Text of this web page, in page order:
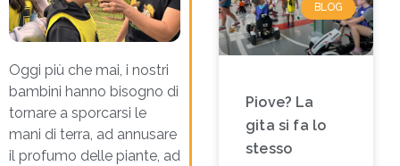
Oggi più che mai, i nostri
bambini hanno bisogno di
tornare a sporcarsi le
mani di terra, ad annusare
il profumo delle piante, ad
BLOG
Piove? La
gita si fa lo
stesso